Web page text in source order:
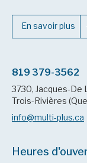
En savoir plus
819 379-3562
3730, Jacques-De
Trois-Rivières
info@multi-plus.ca
Heures